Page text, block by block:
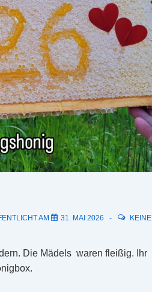
AM 31. MAI 2026
KEINE
Die Mädels waren fleißig. Ihr